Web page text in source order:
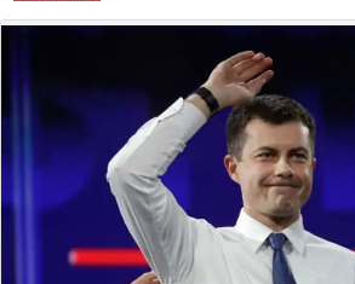
米国内
国際
安全保障
ビジネス・経済